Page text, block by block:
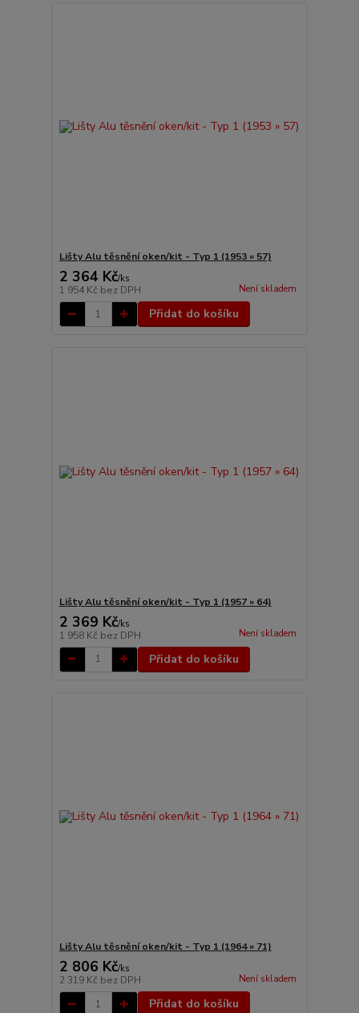
Lišty Alu těsnění oken/kit - Typ 1 (1953 » 57)
2 364 Kč/ks
1 954 Kč bez DPH Není skladem
Přidat do košíku
Lišty Alu těsnění oken/kit - Typ 1 (1957 » 64)
2 369 Kč/ks
1 958 Kč bez DPH Není skladem
Přidat do košíku
Lišty Alu těsnění oken/kit - Typ 1 (1964 » 71)
2 806 Kč/ks
2 319 Kč bez DPH Není skladem
Přidat do košíku